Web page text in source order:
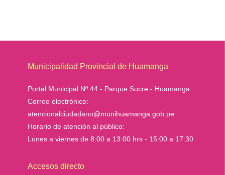
Municipalidad Provincial de Huamanga
Portal Municipal Nº 44 - Parque Sucre - Huamanga
Correo electrónico:
atencionalciudadano@munihuamanga.gob.pe
Horario de atención al público:
Lunes a viernes de 8:00 a 13:00 hrs - 15:00 a 17:30
Accesos directo